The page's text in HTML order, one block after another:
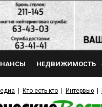
НЕДВИЖИМОСТЬ
Кто есть кто Интервью